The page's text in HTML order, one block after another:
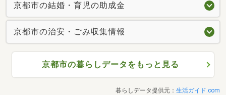
京都市の結婚・育児の助成金
京都市の治安・ごみ収集情報
京都市の暮らしデータをもっと見る
暮らしデータ提供元： 生活ガイド.com